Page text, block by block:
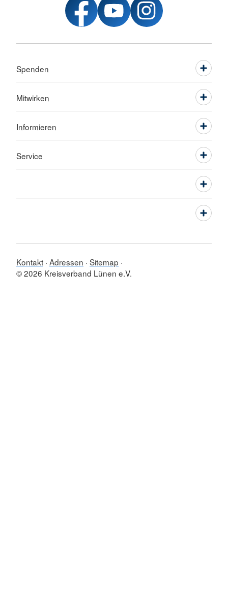
Spenden
Mitwirken
Informieren
Service
Kontakt Adressen Sitemap
© 2026 Kreisverband Lünen e.V.